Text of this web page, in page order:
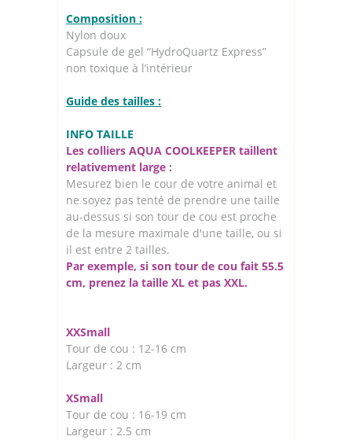
Composition :
Nylon doux
Capsule de gel “HydroQuartz Express”
non toxique à l’intérieur
Guide des tailles :
INFO TAILLE
Les colliers AQUA COOLKEEPER taillent
relativement large :
Mesurez bien le cour de votre animal et
ne soyez pas tenté de prendre une taille
au-dessus si son tour de cou est proche
de la mesure maximale d'une taille, ou si
il est entre 2 tailles.
Par exemple, si son tour de cou fait 55.5
cm, prenez la taille XL et pas XXL.
XXSmall
Tour de cou : 12-16 cm
Largeur : 2 cm
XSmall
Tour de cou : 16-19 cm
Largeur : 2.5 cm